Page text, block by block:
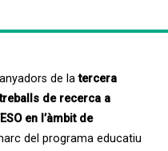
de latercera
de recerca a
en l’àmbit de
del programa educatiu